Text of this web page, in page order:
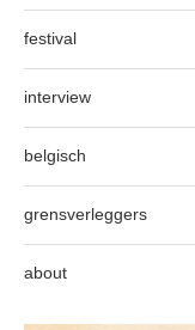
festival
interview
belgisch
grensverleggers
about